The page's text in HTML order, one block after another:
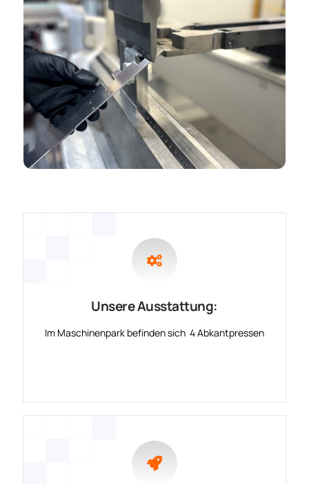
Unsere Ausstattung:
Im Maschinenpark befinden sich 4 Abkantpressen